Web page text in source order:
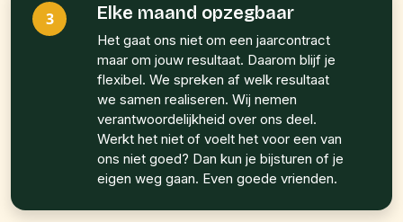
3 Elke maand opzegbaar
Het gaat ons niet om een jaarcontract
maar om jouw resultaat. Daarom blijf je
flexibel. We spreken af welk resultaat
we samen realiseren. Wij nemen
verantwoordelijkheid over ons deel.
Werkt het niet of voelt het voor een van
ons niet goed? Dan kun je bijsturen of je
eigen weg gaan. Even goede vrienden.